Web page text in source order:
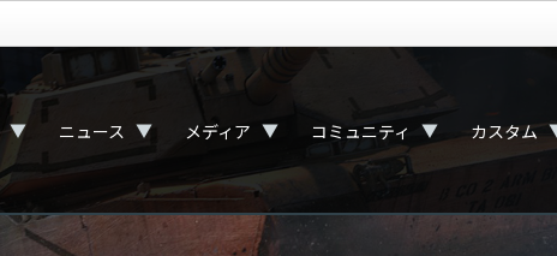
▼ ニュース ▼ メディア ▼ コミュニティ ▼ カスタム